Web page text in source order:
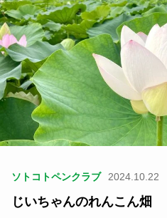
ソトコトペンクラブ 2024.10.22
じいちゃんのれんこん畑